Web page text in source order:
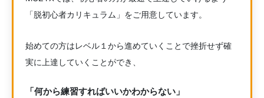
「脱初心者カリキュラム」をご用意しています。
始めての方はレベル１から進めていくことで挫折せず確
実に上達していくことができ、
「何から練習すればいいかわからない」